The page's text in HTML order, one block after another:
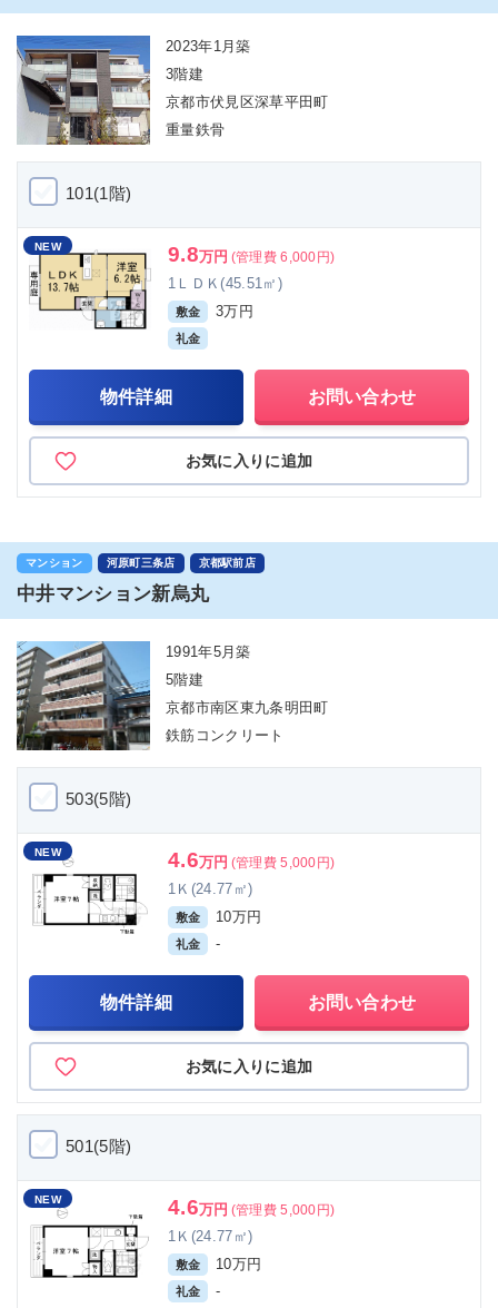
2023年1月築
3階建
京都市伏見区深草平田町
重量鉄骨
101(1階)
NEW 9.8万円 (管理費 6,000円)
1ＬＤＫ(45.51㎡)
敷金 3万円
礼金
物件詳細 お問い合わせ
お気に入りに追加
マンション 河原町三条店 京都駅前店
中井マンション新烏丸
1991年5月築
5階建
京都市南区東九条明田町
鉄筋コンクリート
503(5階)
NEW 4.6万円 (管理費 5,000円)
1Ｋ(24.77㎡)
敷金 10万円
礼金 -
物件詳細 お問い合わせ
お気に入りに追加
501(5階)
NEW 4.6万円 (管理費 5,000円)
1Ｋ(24.77㎡)
敷金 10万円
礼金 -